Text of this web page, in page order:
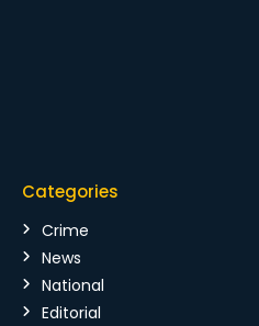
Categories
Crime
News
National
Editorial